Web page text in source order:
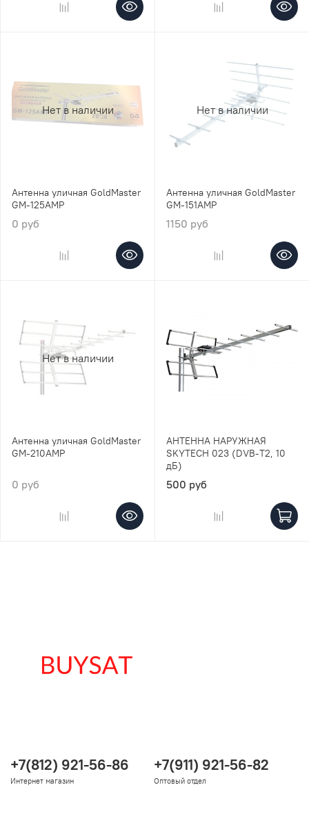
Нет в наличии
Антенна уличная GoldMaster
GM-125АМР
0 руб
Нет в наличии
Антенна уличная GoldMaster
GM-151АМР
1150 руб
Нет в наличии
Антенна уличная GoldMaster
GM-210АМР
0 руб
АНТЕННА НАРУЖНАЯ
SKYTECH 023 (DVB-T2, 10
дБ)
500 руб
+7(812) 921-56-86
Интернет магазин
+7(911) 921-56-82
Оптовый отдел